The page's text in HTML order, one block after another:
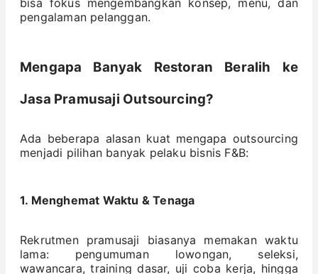
bisa fokus mengembangkan konsep, menu, dan
pengalaman pelanggan.
Mengapa Banyak Restoran Beralih ke
Jasa Pramusaji Outsourcing?
Ada beberapa alasan kuat mengapa outsourcing
menjadi pilihan banyak pelaku bisnis F&B:
1. Menghemat Waktu & Tenaga
Rekrutmen pramusaji biasanya memakan waktu
lama: pengumuman lowongan, seleksi,
wawancara, training dasar, uji coba kerja, hingga